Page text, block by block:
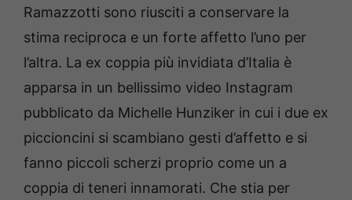
Ramazzotti sono riusciti a conservare la
stima reciproca e un forte affetto l’uno per
l’altra. La ex coppia più invidiata d’Italia è
apparsa in un bellissimo video Instagram
pubblicato da Michelle Hunziker in cui i due ex
piccioncini si scambiano gesti d’affetto e si
fanno piccoli scherzi proprio come un a
coppia di teneri innamorati. Che stia per